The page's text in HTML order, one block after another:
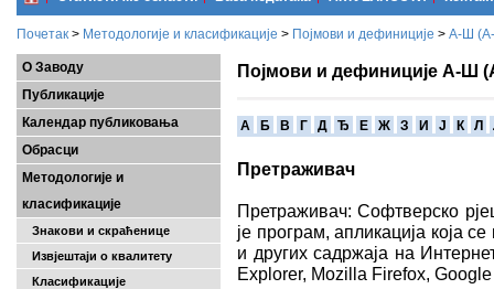
Почетак > Методологије и класификације > Појмови и дефиниције > А-Ш
О Заводу
Публикације
Календар публиковања
Обрасци
Методологије и
класификације
Знакови и скраћенице
Извјештаји о квалитету
Класификације
Појмови и дефиниције А-Ш
A Б В Г Д Ђ Е Ж З И Ј К Л
Претраживач
Претраживач: Софтверско
је програм, апликација која
и других садржаја на
Explorer, Mozilla Firefox,